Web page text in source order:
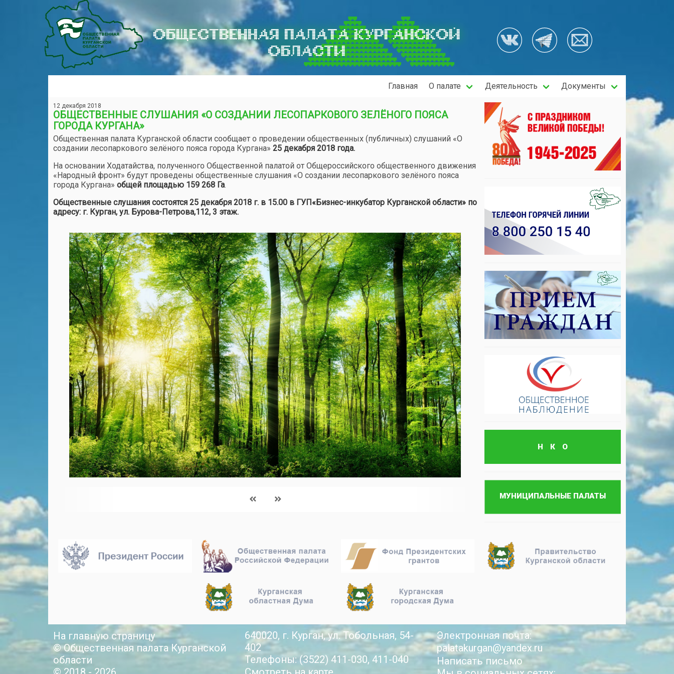
ОБЩЕСТВЕННАЯ ПАЛАТА КУРГАНСКОЙ
ОБЛАСТИ
Главная О палате Деятельность Документы
12 декабря 2018
ОБЩЕСТВЕННЫЕ СЛУШАНИЯ «О СОЗДАНИИ ЛЕСОПАРКОВОГО ЗЕЛЁНОГО ПОЯСА
ГОРОДА КУРГАНА»
Общественная палата Курганской области сообщает о проведении общественных (публичных) слушаний «О
создании лесопаркового зелёного пояса города Кургана» 25 декабря 2018 года.
На основании Ходатайства, полученного Общественной палатой от Общероссийского общественного движения
«Народный фронт» будут проведены общественные слушания «О создании лесопаркового зелёного пояса
города Кургана» общей площадью 159 268 Га.
Общественные слушания состоятся 25 декабря 2018 г. в 15.00 в ГУП«Бизнес-инкубатор Курганской области» по
адресу: г. Курган, ул. Бурова-Петрова,112, 3 этаж.
На главную страницу
© Общественная палата Курганской
области
640020, г. Курган, ул. Тобольная, 54-
402
Телефоны: (3522) 411-030, 411-040
Электронная почта:
palatakurgan@yandex.ru
Написать письмо